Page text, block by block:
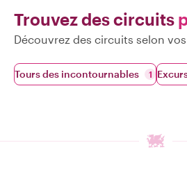
Trouvez des circuits
Découvrez des circuits selon
Tours des incontournables 1